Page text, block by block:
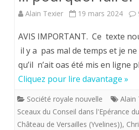
Alain Texier 19 mars 2024
AVIS IMPORTANT. Ce texte
il y a pas mal de temps et je ne
qu’il n’ait oas été mis en ligne
Cliquez pour lire davantage »
Société royale nouvelle
Alain
Sceaux du Conseil dans l'Epérance
Château de Versailles (Yvelines)),